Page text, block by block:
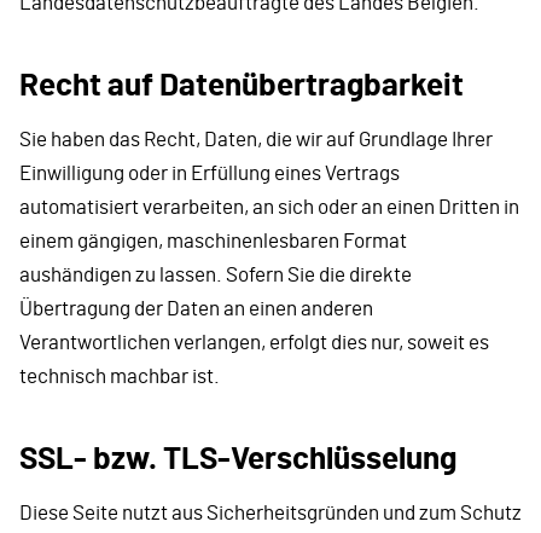
Recht auf Datenübertragbarkeit
Sie haben das Recht, Daten, die wir auf Grundlage Ihrer
Einwilligung oder in Erfüllung eines Vertrags
automatisiert verarbeiten, an sich oder an einen Dritten in
einem gängigen, maschinenlesbaren Format
aushändigen zu lassen. Sofern Sie die direkte
Übertragung der Daten an einen anderen
Verantwortlichen verlangen, erfolgt dies nur, soweit es
technisch machbar ist.
SSL- bzw. TLS-Verschlüsselung
Diese Seite nutzt aus Sicherheitsgründen und zum Schutz